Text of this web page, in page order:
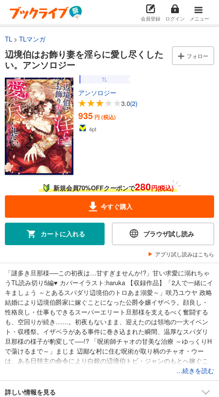
会員登録 ログイン メニュー
TL TLマンガ
辺境伯はお飾り妻を淫らに愛し尽くした
い。アンソロジー
フォロー
TL
アンソロジー
3.0(2)
935 円 (税込)
4pt
新規会員70%OFFクーポンで280円(税込)
今すぐ購入
カートに入れる ブラウザ試し読み
アプリ試し読みはこちら
「謎多き旦那様──この初夜は…甘すぎませんか!?」甘い求愛に溺れちゃ
うTL読み切り5編♥ カバーイラスト:haruka 【収録作品】「2人で一緒にイ
キましょう ～とあるスパダリ辺境伯のトロあま溺愛～」咲乃ユウヤ 政略
結婚により辺境伯爵家に嫁ぐことになった公爵令嬢イザベラ。顔良し・
性格良し・仕事もできるスーパーエリート旦那様を支えるべく奮闘する
も、空回りが続き……。初夜もないまま、迎えたのは領地の一大イベン
ト・収穫祭。イザベラがある事件に巻き込まれた瞬間、温厚なスパダリ
旦那様の様子が豹変して──!? 「呪術師チャオの甘美な治療 ～ゆっくりH
で蕩けるまで～」まじま 辺鄙な村に住む呪術が取り柄のチャオ・ウー
は、ある日領主の命令により白銀の辺境伯トビ・ジャンのもとへ嫁ぐこ
ととなった。ある晩、トビは先日の戦での呪いにより「勃たなくなっ
た」とチャオに伝えた結果、Hな治療を始めることに――！ 「心配性令
嬢の妖艶作戦 ～濃厚初夜を希望します！～」くまのこたろ 王都の名門貴
...続きを読む
詳しい情報を見る